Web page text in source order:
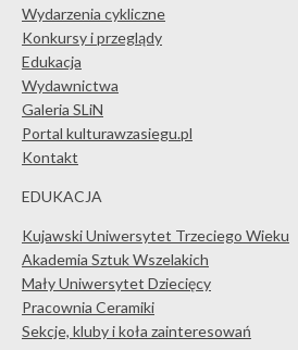
Wydarzenia cykliczne
Konkursy i przeglądy
Edukacja
Wydawnictwa
Galeria SLiN
Portal kulturawzasiegu.pl
Kontakt
EDUKACJA
Kujawski Uniwersytet Trzeciego Wieku
Akademia Sztuk Wszelakich
Mały Uniwersytet Dziecięcy
Pracownia Ceramiki
Sekcje, kluby i koła zainteresowań